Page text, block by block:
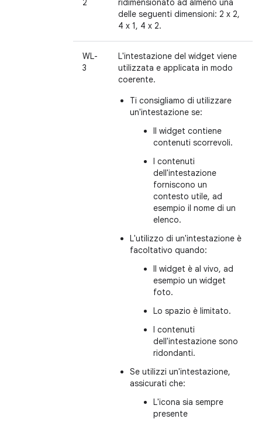
delle seguenti dimensioni: 2 x 2,
4 x 1, 4 x 2.
WL-
3
L'intestazione del widget viene
utilizzata e applicata in modo
coerente.
Ti consigliamo di utilizzare
un'intestazione se:
Il widget contiene
contenuti scorrevoli.
I contenuti
dell'intestazione
forniscono un
contesto utile, ad
esempio il nome di un
elenco.
L'utilizzo di un'intestazione è
facoltativo quando:
Il widget è al vivo, ad
esempio un widget
foto.
Lo spazio è limitato.
I contenuti
dell'intestazione sono
ridondanti.
Se utilizzi un'intestazione,
assicurati che:
L'icona sia sempre
presente